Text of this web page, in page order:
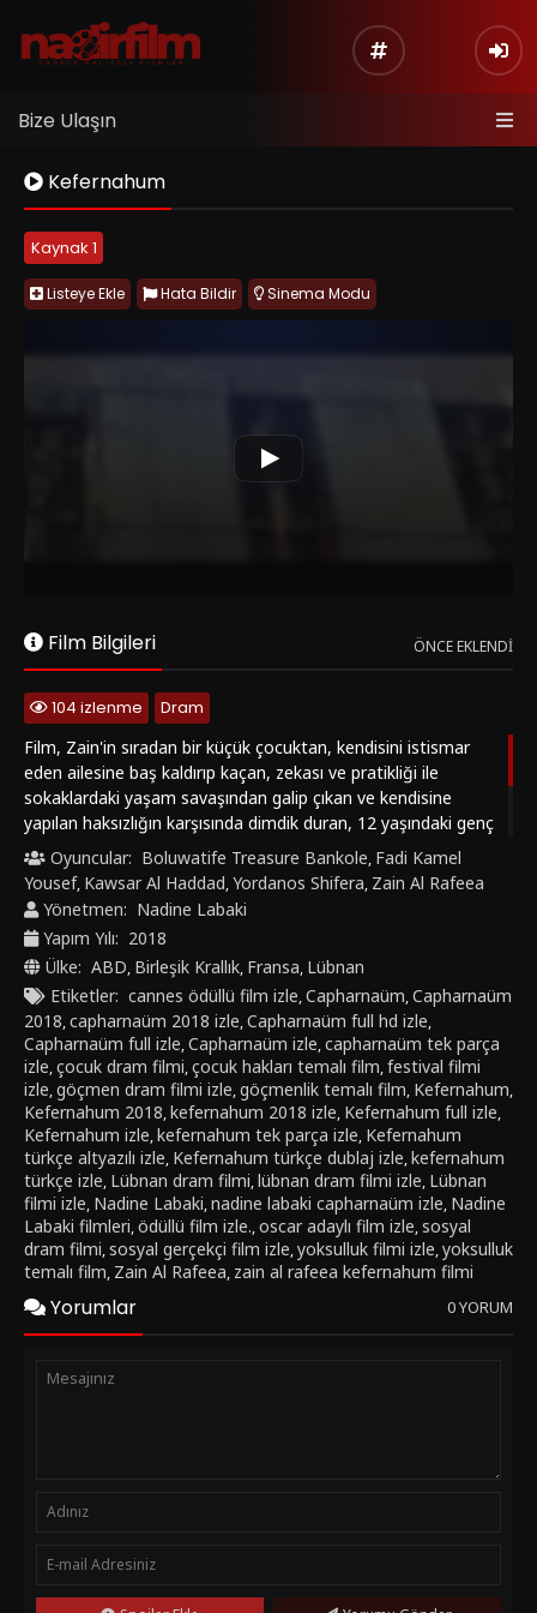
Bize Ulaşın
Kefernahum
Kaynak 1
Listeye Ekle Hata Bildir Sinema Modu
onu yalnızca bir mağdur olarak değil; hayatta kalmaya çalışan,
öfkesini taşıyan ve görülmek isteyen bir çocuk olarak merkeze
Film Bilgileri ÖNCE EKLENDI
104 izlenme
Dram
Film, Zain'in sıradan bir küçük çocuktan, kendisini istismar
eden ailesine baş kaldırıp kaçan, zekası ve pratikliği ile
sokaklardaki yaşam savaşından galip çıkan ve kendisine
yapılan haksızlığın karşısında dimdik duran, 12 yaşındaki genç
bir delikanlıya dönüşümünü gözler önüne seriyor. Bu süreçte
Zain hayat mücadelesi veriyor, Etiyopyalı mülteci Rahil ve
onun bebeği Yonas'a göz kulak oluyor, şiddet suçundan
hapse giriyor ve en sonunda mahkemede adalet arıyor.
Oyuncular: Boluwatife Treasure Bankole, Fadi Kamel
Yousef, Kawsar Al Haddad,Yordanos Shifera, Zain Al Rafeea
Yönetmen: Nadine Labaki
Yapım Yılı: 2018
Ülke: ABD, Birleşik Krallık, Fransa, Lübnan
Etiketler: cannes ödüllü film izle,Capharnaüm,Capharnaüm
2018,capharnaüm 2018 izle,Capharnaüm full hd izle,
Capharnaüm full izle,Capharnaüm izle,capharnaüm tek parça
izle,çocuk dram filmi,çocuk hakları temalı film,festival filmi
izle,göçmen dram filmi izle,göçmenlik temalı film, Kefernahum,
Kefernahum 2018,kefernahum 2018 izle, Kefernahum full izle,
Kefernahum izle,kefernahum tek parça izle, Kefernahum
türkçe altyazılı izle, Kefernahum türkçe dublaj izle,kefernahum
türkçe izle, Lübnan dram filmi,lübnan dram filmi izle, Lübnan
filmi izle, Nadine Labaki,nadine labaki capharnaüm izle, Nadine
Labaki filmleri,ödüllü film izle.,oscar adaylı film izle,sosyal
dram filmi,sosyal gerçekçi film izle,yoksulluk filmi izle,yoksulluk
temalı film, Zain Al Rafeea, zain al rafeea kefernahum filmi
Yorumlar 0 YORUM